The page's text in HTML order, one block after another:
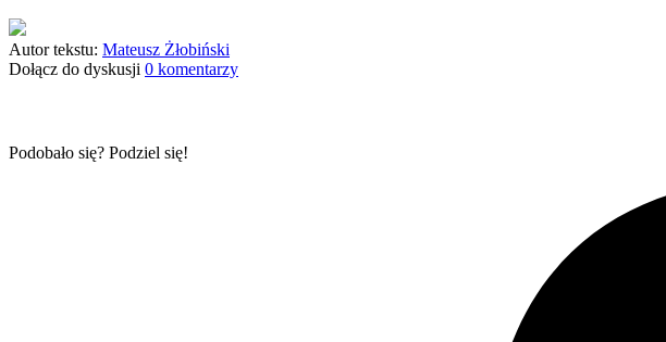
Autor tekstu: Mateusz Żłobiński
Dołącz do dyskusji 0 komentarzy
Podobało się? Podziel się!